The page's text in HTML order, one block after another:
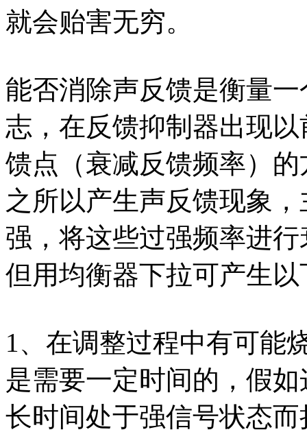
就会贻害无穷。
能否消除声反馈是衡量
志，在反馈抑制器出现
馈点（衰减反馈频率）
之所以产生声反馈现象
强，将这些过强频率进
但用均衡器下拉可产生
1、在调整过程中有可能
是需要一定时间的，假
长时间处于强信号状态